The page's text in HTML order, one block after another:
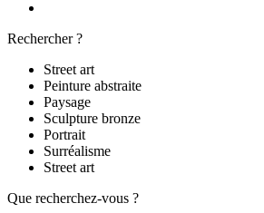
Rechercher ?
Street art
Peinture abstraite
Paysage
Sculpture bronze
Portrait
Surréalisme
Street art
Que recherchez-vous ?